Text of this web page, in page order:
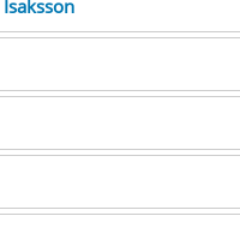
Isaksson